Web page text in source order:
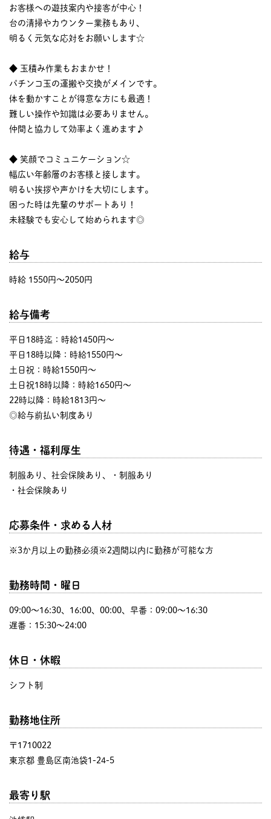
お客様への遊技案内や接客が中心！
台の清掃やカウンター業務もあり、
明るく元気な応対をお願いします☆
◆ 玉積み作業もおまかせ！
パチンコ玉の運搬や交換がメインです。
体を動かすことが得意な方にも最適！
難しい操作や知識は必要ありません。
仲間と協力して効率よく進めます♪
◆ 笑顔でコミュニケーション☆
幅広い年齢層のお客様と接します。
明るい挨拶や声かけを大切にします。
困った時は先輩のサポートあり！
未経験でも安心して始められます◎
給与
時給 1550円〜2050円
給与備考
平日18時迄：時給1450円～
平日18時以降：時給1550円～
土日祝：時給1550円～
土日祝18時以降：時給1650円～
22時以降：時給1813円～
◎給与前払い制度あり
待遇・福利厚生
制服あり、社会保険あり、・制服あり
・社会保険あり
応募条件・求める人材
※3か月以上の勤務必須※2週間以内に勤務が可能な方
勤務時間・曜日
09:00〜16:30、16:00、00:00、早番：09:00～16:30
遅番：15:30～24:00
休日・休暇
シフト制
勤務地住所
〒1710022
東京都 豊島区南池袋1-24-5
最寄り駅